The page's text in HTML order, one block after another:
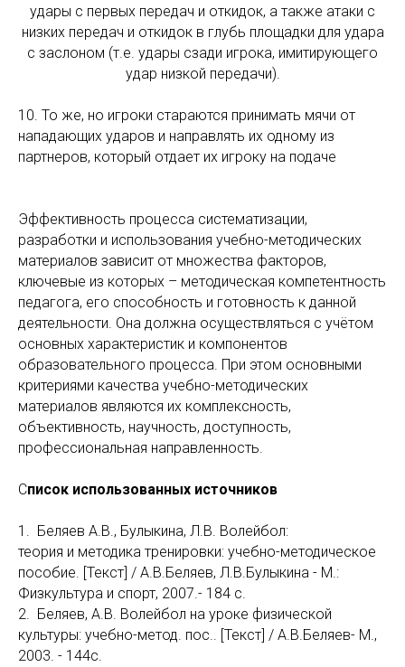
удары с первых передач и откидок, а также атаки с
низких передач и откидок в глубь площадки для удара
с заслоном (т.е. удары сзади игрока, имитирующего
удар низкой передачи).
10. То же, но игроки стараются принимать мячи от
нападающих ударов и направлять их одному из
партнеров, который отдает их игроку на подаче
Эффективность процесса систематизации,
разработки и использования учебно-методических
материалов зависит от множества факторов,
ключевые из которых – методическая компетентность
педагога, его способность и готовность к данной
деятельности. Она должна осуществляться с учётом
основных характеристик и компонентов
образовательного процесса. При этом основными
критериями качества учебно-методических
материалов являются их комплексность,
объективность, научность, доступность,
профессиональная направленность.
Список использованных источников
1. Беляев А.В., Булыкина, Л.В. Волейбол:
теория и методика тренировки: учебно-методическое
пособие. [Текст] / А.В.Беляев, Л.В.Булыкина - М.:
Физкультура и спорт, 2007.- 184 с.
2. Беляев, А.В. Волейбол на уроке физической
культуры: учебно-метод. пос.. [Текст] / А.В.Беляев- М.,
2003. - 144с.